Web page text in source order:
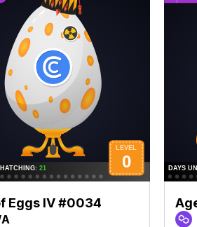
Eggs IV #0034